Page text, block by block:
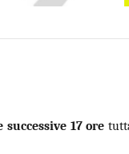
17 ore